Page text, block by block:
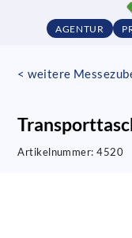
AGENTUR
< weitere
Artikelnummer:4520